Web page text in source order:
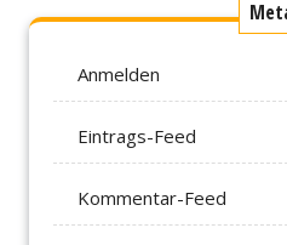
Anmelden
Eintrags-Feed
Kommentar-Feed